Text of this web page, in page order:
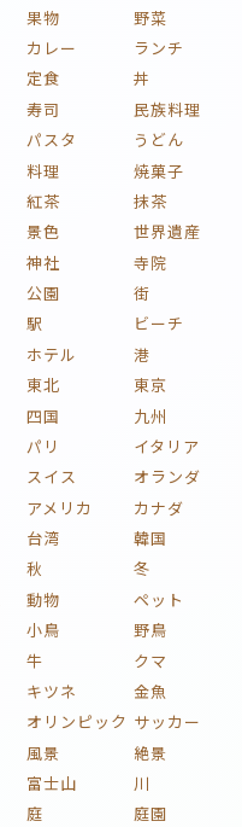
果物
野菜
カレー
ランチ
定食
丼
寿司
民族料理
パスタ
うどん
料理
焼菓子
紅茶
抹茶
景色
世界遺産
神社
寺院
公園
街
駅
ビーチ
ホテル
港
東北
東京
四国
九州
パリ
イタリア
スイス
オランダ
アメリカ
カナダ
台湾
韓国
秋
冬
動物
ペット
小鳥
野鳥
牛
クマ
キツネ
金魚
オリンピック サッカー
風景
絶景
富士山
川
庭
庭園